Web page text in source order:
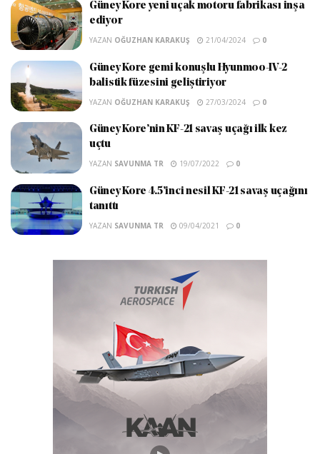
Güney Kore yeni uçak motoru fabrikası inşa
ediyor
YAZAN OĞUZHAN KARAKUŞ 21/04/2024 0
Güney Kore gemi konuşlu Hyunmoo-IV-2
balistik füzesini geliştiriyor
YAZAN OĞUZHAN KARAKUŞ 27/03/2024 0
Güney Kore’nin KF-21 savaş uçağı ilk kez
uçtu
YAZAN SAVUNMA TR 19/07/2022 0
Güney Kore 4.5’inci nesil KF-21 savaş uçağını
tanıttı
YAZAN SAVUNMA TR 09/04/2021 0